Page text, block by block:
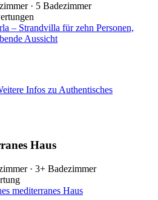
· 5 Badezimmer
– Strandvilla für zehn Personen,
Aussicht
Infos zu Authentisches
Haus
· 3+ Badezimmer
mediterranes Haus